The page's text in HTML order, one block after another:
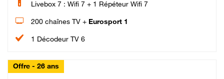
Livebox 7 : Wifi 7 + 1 Répéteur Wifi 7
200 chaînes TV + Eurosport 1
1 Décodeur TV 6
Offre - 26 ans